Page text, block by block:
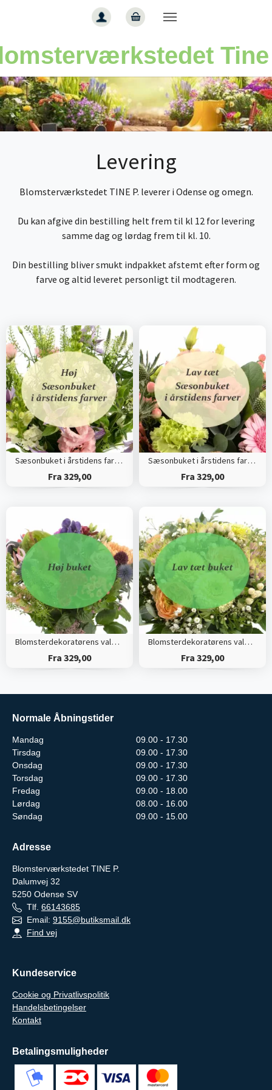
Levering
Blomsterværkstedet TINE P. leverer i Odense og omegn.
Du kan afgive din bestilling helt frem til kl 12 for levering
samme dag og lørdag frem til kl. 10.
Din bestilling bliver smukt indpakket afstemt efter form og
farve og altid leveret personligt til modtageren.
Sæsonbuket i årstidens farver (Høj)
Fra 329,00
Sæsonbuket i årstidens farver (Tæt)
Fra 329,00
Blomsterdekoratørens valg (Høj)
Fra 329,00
Blomsterdekoratørens valg (Tæt)
Fra 329,00
Normale Åbningstider
Mandag
09.00 - 17.30
Tirsdag
09.00 - 17.30
Onsdag
09.00 - 17.30
Torsdag
09.00 - 17.30
Fredag
09.00 - 18.00
Lørdag
08.00 - 16.00
Søndag
09.00 - 15.00
Adresse
Blomsterværkstedet TINE P.
Dalumvej 32
5250 Odense SV
Tlf. 66143685
Email: 9155@butiksmail.dk
Find vej
Kundeservice
Cookie og Privatlivspolitik
Handelsbetingelser
Kontakt
Betalingsmuligheder